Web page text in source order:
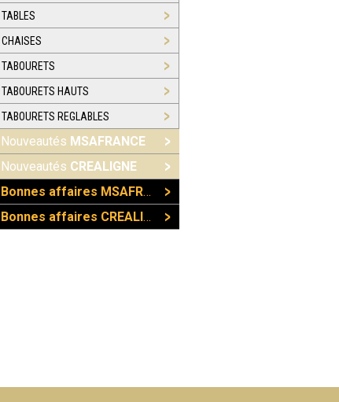
TABLES
CHAISES
TABOURETS
TABOURETS HAUTS
TABOURETS REGLABLES
Nouveautés MSAFRANCE
Nouveautés CREALIGNE
Bonnes affaires MSAFRANCE
Bonnes affaires CREALIGNE